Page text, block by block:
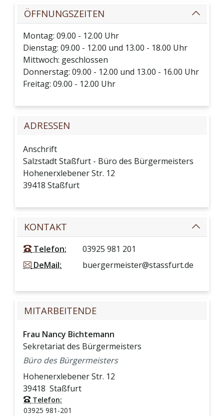
ÖFFNUNGSZEITEN
Montag: 09.00 - 12.00 Uhr
Dienstag: 09.00 - 12.00 und 13.00 - 18.00 Uhr
Mittwoch: geschlossen
Donnerstag: 09.00 - 12.00 und 13.00 - 16.00 Uhr
Freitag: 09.00 - 12.00 Uhr
ADRESSEN
Anschrift
Salzstadt Staßfurt - Büro des Bürgermeisters
Hohenerxlebener Str. 12
39418 Staßfurt
KONTAKT
Telefon:
03925 981 201
DeMail:
buergermeister@stassfurt.de
MITARBEITENDE
Frau Nancy Bichtemann
Sekretariat des Bürgermeisters
Büro des Bürgermeisters
Hohenerxlebener Str. 12
39418 Staßfurt
Telefon:
03925 981-201